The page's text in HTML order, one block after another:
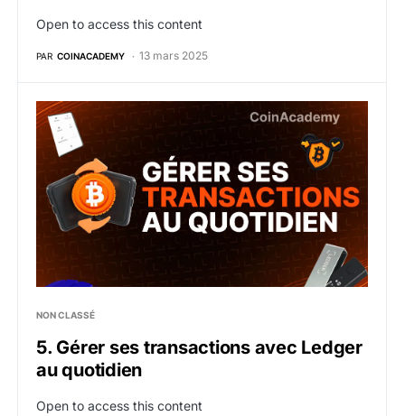
Open to access this content
PAR COINACADEMY 13 mars 2025
5. Gérer ses transactions avec Ledger au quotidien
NON CLASSÉ
5. Gérer ses transactions avec Ledger
au quotidien
Open to access this content